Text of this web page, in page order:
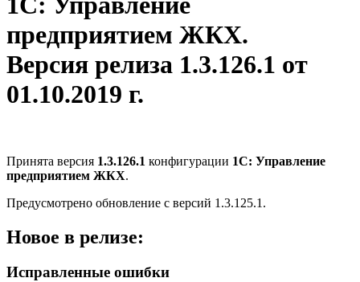
предприятием ЖКХ.
Версия релиза 1.3.126.1 от
01.10.2019 г.
Принята версия 1.3.126.1 конфигурации 1С: Управление
предприятием ЖКХ.
Предусмотрено обновление с версий 1.3.125.1.
Новое в релизе:
Исправленные ошибки